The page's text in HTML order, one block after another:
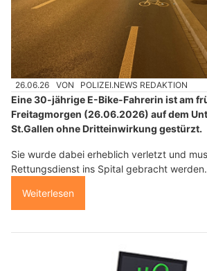
26.06.26 VON POLIZEI.NEWS REDAKTION
Eine 30-jährige E-Bike-Fahrerin ist am
Freitagmorgen (26.06.2026) auf dem
St.Gallen ohne Dritteinwirkung gestürzt.
Sie wurde dabei erheblich verletzt und
Rettungsdienst ins Spital gebracht werden.
Weiterlesen